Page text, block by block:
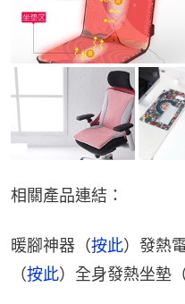
相關產品連結：
暖腳神器（按此）發熱
（按此）全身發熱坐墊